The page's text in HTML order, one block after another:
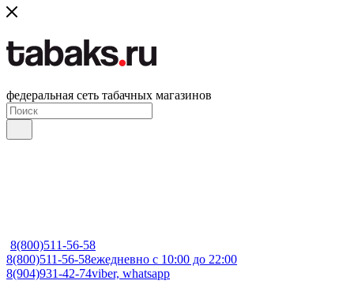
федеральная сеть табачных магазинов
8(800)511-56-58
8(800)511-56-58ежедневно с 10:00 до 22:00
8(904)931-42-74viber, whatsapp